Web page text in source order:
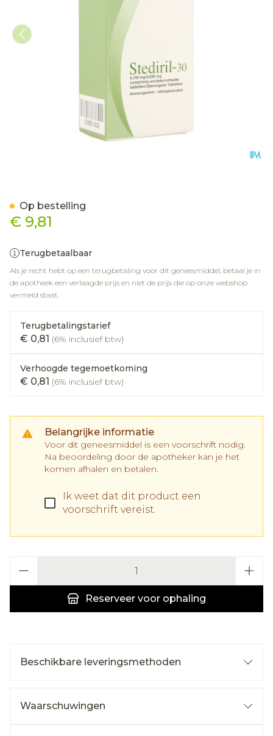
€ 9,81
Terugbetaalbaar
Als je recht hebt op een terugbetaling voor dit geneesmiddel, betaal je in
de apotheek een verlaagde prijs en niet de prijs die op onze webshop
vermeld staat.
Terugbetalingstarief
€ 0,81 (6% inclusief btw)
Verhoogde tegemoetkoming
€ 0,81 (6% inclusief btw)
Belangrijke informatie
Voor dit geneesmiddel is een voorschrift nodig.
Na beoordeling door de apotheker kan je het
komen afhalen en betalen.
Ik weet dat dit product een
voorschrift vereist.
Reserveer voor ophaling
Op bestelling
Beschikbare leveringsmethoden
Waarschuwingen